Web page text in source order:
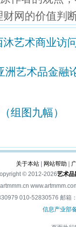
网的价值判
艺术商业访
洲艺术品金融
组图九幅）
关于本站| 网站帮助 |
© 2012-2026艺术品
010-52830576 邮箱
信息产业部